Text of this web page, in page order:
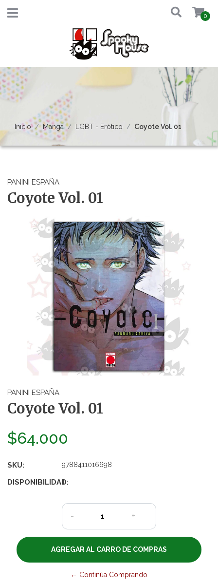
0
Inicio Manga LGBT - Erótico Coyote Vol. 01
PANINI ESPAÑA
Coyote Vol. 01
PANINI ESPAÑA
Coyote Vol. 01
$64.000
SKU: 9788411016698
DISPONIBILIDAD:
1
- +
← Continúa Comprando